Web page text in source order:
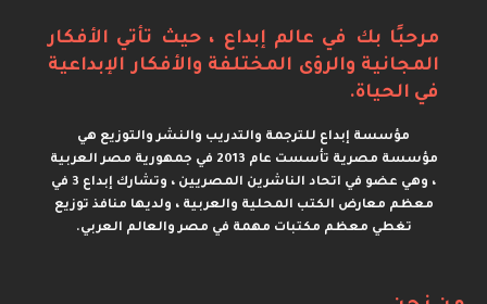
مرحبًا بك في عالم إبداع ، حيث تأتي الأفكار
المجانية والرؤى المختلفة والأفكار الإبداعية
في الحياة.
مؤسسة إبداع للترجمة والتدريب والنشر والتوزيع هي
مؤسسة مصرية تأسست عام 2013 في جمهورية مصر العربية
، وهي عضو في اتحاد الناشرين المصريين ، وتشارك إبداع 3 في
معظم معارض الكتب المحلية والعربية ، ولديها منافذ توزيع
تغطي معظم مكتبات مهمة في مصر والعالم العربي.